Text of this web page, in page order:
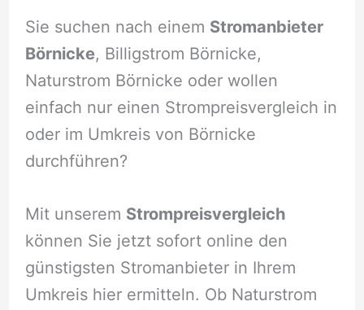
Sie suchen nach einem Stromanbieter
Börnicke, Billigstrom Börnicke,
Naturstrom Börnicke oder wollen
einfach nur einen Strompreisvergleich in
oder im Umkreis von Börnicke
durchführen?
Mit unserem Strompreisvergleich
können Sie jetzt sofort online den
günstigsten Stromanbieter in Ihrem
Umkreis hier ermitteln. Ob Naturstrom